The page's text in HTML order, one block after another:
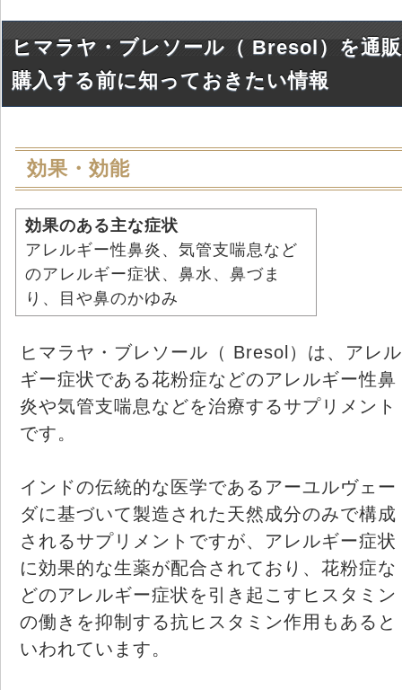
ヒマラヤ・ブレソール（ Bresol）を通販
購入する前に知っておきたい情報
効果・効能
効果のある主な症状
アレルギー性鼻炎、気管支喘息など
のアレルギー症状、鼻水、鼻づま
り、目や鼻のかゆみ
ヒマラヤ・ブレソール（ Bresol）は、アレル
ギー症状である花粉症などのアレルギー性鼻
炎や気管支喘息などを治療するサプリメント
です。
インドの伝統的な医学であるアーユルヴェー
ダに基づいて製造された天然成分のみで構成
されるサプリメントですが、アレルギー症状
に効果的な生薬が配合されており、花粉症な
どのアレルギー症状を引き起こすヒスタミン
の働きを抑制する抗ヒスタミン作用もあると
いわれています。